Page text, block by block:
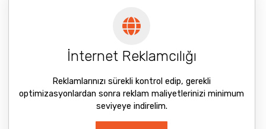
İnternet Reklamcılığı
Reklamlarınızı sürekli kontrol edip, gerekli
optimizasyonlardan sonra reklam maliyetlerinizi minimum
seviyeye indirelim.